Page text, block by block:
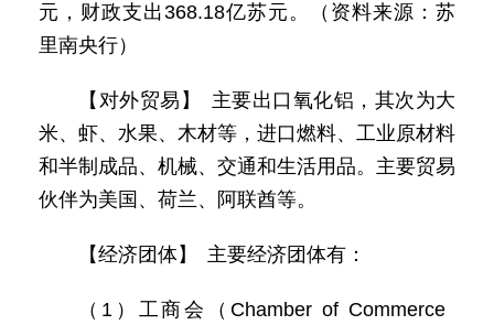
元，财政支出368.18亿苏元。（资料来源：苏
里南央行）
【对外贸易】 主要出口氧化铝，其次为大
米、虾、水果、木材等，进口燃料、工业原材料
和半制成品、机械、交通和生活用品。主要贸易
伙伴为美国、荷兰、阿联酋等。
【经济团体】 主要经济团体有：
（1）工商会（Chamber of Commerce